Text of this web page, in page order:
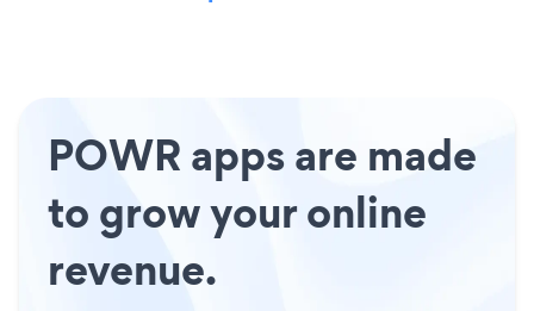
POWR apps are made
to grow your online
revenue.